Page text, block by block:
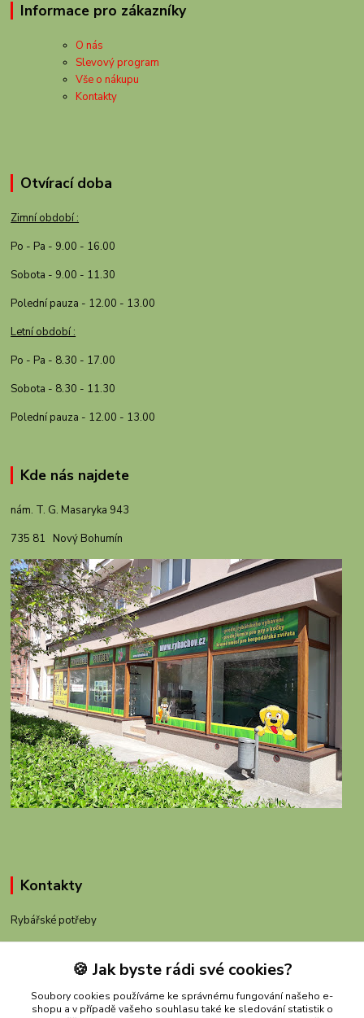
Informace pro zákazníky
O nás
Slevový program
Vše o nákupu
Kontakty
Otvírací doba
Zimní období :
Po - Pa - 9.00 - 16.00
Sobota - 9.00 - 11.30
Polední pauza - 12.00 - 13.00
Letní období :
Po - Pa - 8.30 - 17.00
Sobota - 8.30 - 11.30
Polední pauza - 12.00 - 13.00
Kde nás najdete
nám. T. G. Masaryka 943
735 81 Nový Bohumín
Kontakty
Rybářské potřeby
+420 605 983 110
obchod@rybachov.cz
🍪 Jak byste rádi své cookies?
Soubory cookies používáme ke správnému fungování našeho e-
shopu a v případě vašeho souhlasu také ke sledování statistik o